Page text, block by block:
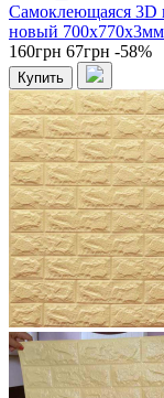
Самоклеющаяся 3D
новый
160грн 67грн -58%
Купить